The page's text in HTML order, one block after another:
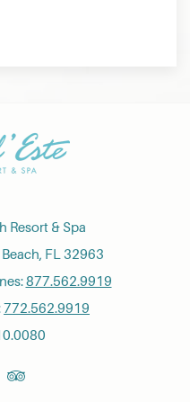
Resort & Spa
FL 32963
877.562.9919
772.562.9919
tripadvisor